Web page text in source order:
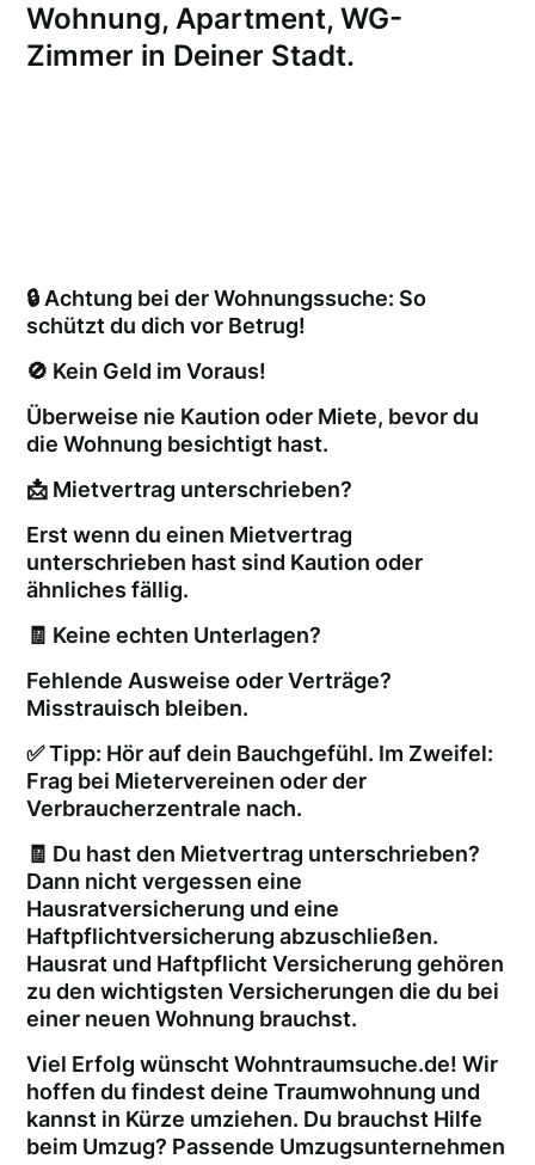
Wohnung, Apartment, WG-
Zimmer in Deiner Stadt.
🔒 Achtung bei der Wohnungssuche: So
schützt du dich vor Betrug!
🚫 Kein Geld im Voraus!
Überweise nie Kaution oder Miete, bevor du
die Wohnung besichtigt hast.
📩 Mietvertrag unterschrieben?
Erst wenn du einen Mietvertrag
unterschrieben hast sind Kaution oder
ähnliches fällig.
🧾 Keine echten Unterlagen?
Fehlende Ausweise oder Verträge?
Misstrauisch bleiben.
✅ Tipp: Hör auf dein Bauchgefühl. Im Zweifel:
Frag bei Mietervereinen oder der
Verbraucherzentrale nach.
🧾 Du hast den Mietvertrag unterschrieben?
Dann nicht vergessen eine
Hausratversicherung und eine
Haftpflichtversicherung abzuschließen.
Hausrat und Haftpflicht Versicherung gehören
zu den wichtigsten Versicherungen die du bei
einer neuen Wohnung brauchst.
Viel Erfolg wünscht Wohntraumsuche.de! Wir
hoffen du findest deine Traumwohnung und
kannst in Kürze umziehen. Du brauchst Hilfe
beim Umzug? Passende Umzugsunternehmen